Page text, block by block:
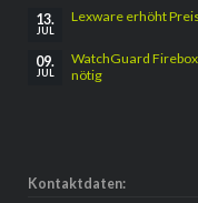
13.
JUL
Lexware erhöht
09.
JUL
WatchGuard
nötig
Kontaktdaten: